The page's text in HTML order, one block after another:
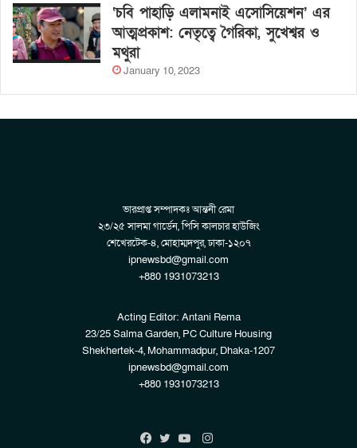
‘চবি পাহাড়ি এলামনাই এসোসিয়েশন’ এর
আত্মপ্রকাশ: নেতৃত্বে গৈরিকা, সুখেশ্বর ও
মথুরা
January 10, 2023
ভারপ্রাপ্ত সম্পাদকঃ আন্তনী রেমা
২৩/২৫ সালমা গার্ডেন, পিসি কালচার হাউজিং
শেখেরটেক-৪, মোহাম্মদপুর, ঢাকা-১২০৭
ipnewsbd@gmail.com
+880 1931073213
Acting Editor: Antani Rema
23/25 Salma Garden, PC Culture Housing
Shekhertek-4, Mohammadpur, Dhaka-1207
ipnewsbd@gmail.com
+880 1931073213
Instagram